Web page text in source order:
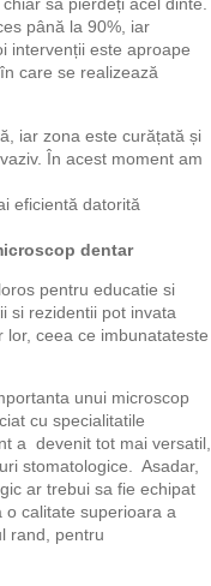
să pierdeți acel dinte.
până la 90%, iar
intervenții este aproape
care se realizează
iar zona este curățată și
În acest moment am
eficientă datorită
dentar
pentru educatie si
si rezidentii pot invata
ceea ce imbunatateste
unui microscop
cu specialitatile
a devenit tot mai versatil,
stomatologice. Asadar,
ar trebui sa fie echipat
calitate superioara a
rand, pentru